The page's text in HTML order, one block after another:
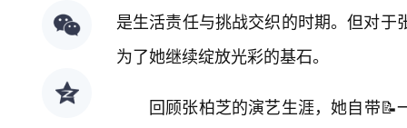
是生活责任与挑战交织的时期。但对
为了她继续绽放光彩的基石。
回顾张柏芝的演艺生涯，她自带